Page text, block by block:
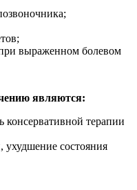
выраженном болевом
являются:
консервативной терапии
ухудшение состояния